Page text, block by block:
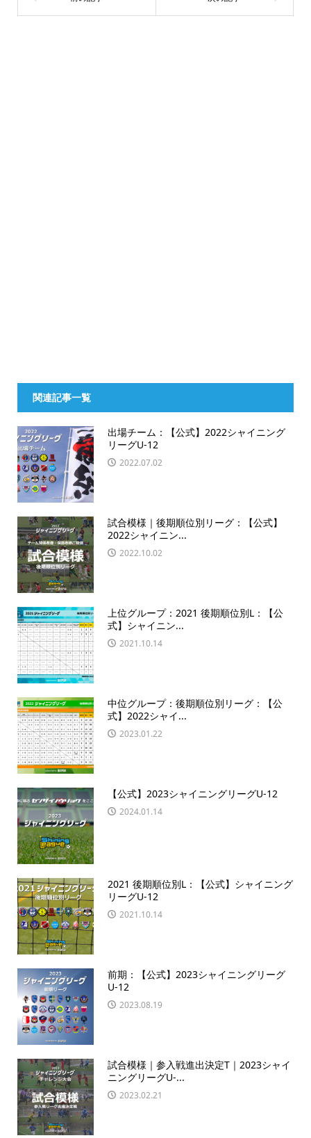
関連記事一覧
出場チーム：【公式】2022シャイニング
リーグU-12
2022.07.02
試合模様｜後期順位別リーグ：【公式】
2022シャイニン...
2022.10.02
上位グループ：2021 後期順位別L：【公
式】シャイニン...
2021.10.14
中位グループ：後期順位別リーグ：【公
式】2022シャイ...
2023.01.22
【公式】2023シャイニングリーグU-12
2024.01.14
2021 後期順位別L：【公式】シャイニング
リーグU-12
2021.10.14
前期：【公式】2023シャイニングリーグ
U-12
2023.08.19
試合模様｜参入戦進出決定T｜2023シャイ
ニングリーグU-...
2023.02.21